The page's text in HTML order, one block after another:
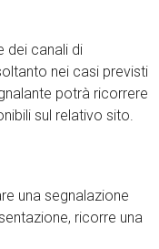
dei canali di
nei casi previsti
potrà ricorrere
sul relativo sito.
una segnalazione
ricorre una